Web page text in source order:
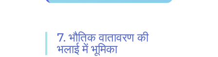
7. भौतिक वातावरण की
भलाई में भूमिका